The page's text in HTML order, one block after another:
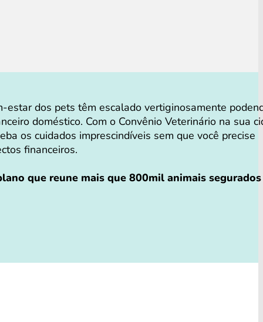
estar dos pets têm escalado vertiginosamente
doméstico. Com o Convênio Veterinário na sua
os cuidados imprescindíveis sem que você precise
financeiros.
que reune mais que 800mil animais